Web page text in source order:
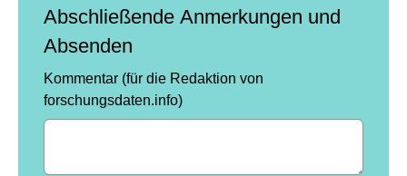
Abschließende Anmerkungen und
Absenden
Kommentar (für die Redaktion von
forschungsdaten.info)